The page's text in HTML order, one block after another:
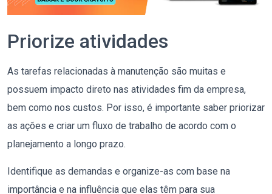
Priorize atividades
As tarefas relacionadas à manutenção são muitas e
possuem impacto direto nas atividades fim da empresa,
bem como nos custos. Por isso, é importante saber priorizar
as ações e criar um fluxo de trabalho de acordo com o
planejamento a longo prazo.
Identifique as demandas e organize-as com base na
importância e na influência que elas têm para sua